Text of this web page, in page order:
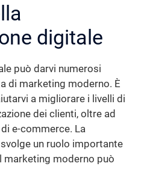
digitale
può darvi numerosi
di marketing moderno. È
a migliorare i livelli di
dei clienti, oltre ad
e-commerce. La
un ruolo importante
marketing moderno può